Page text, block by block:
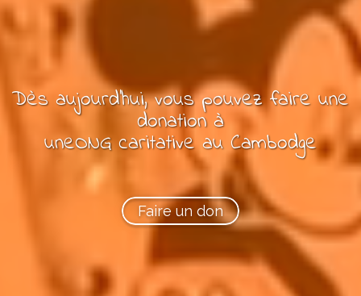
Dès aujourd'hui, vous pouvezfaire une
donation à
uneONG caritativeau Cambodge
Faire un don